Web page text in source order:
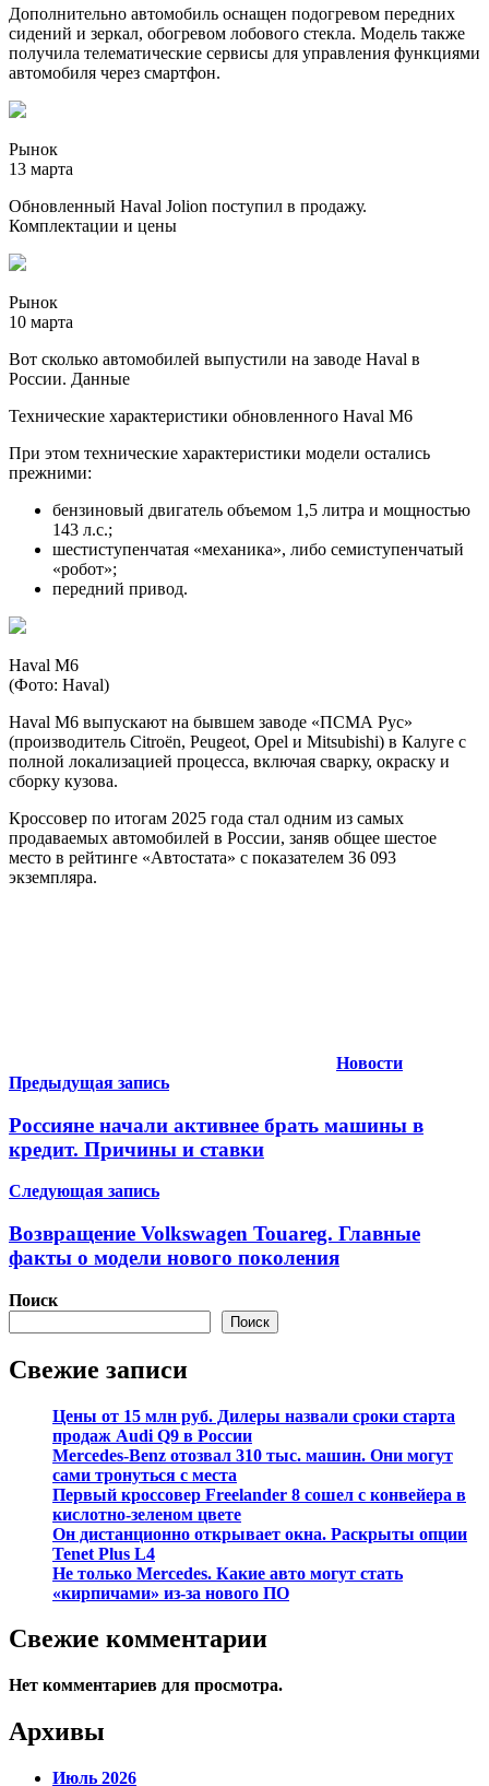
Дополнительно автомобиль оснащен подогревом передних
сидений и зеркал, обогревом лобового стекла. Модель также
получила телематические сервисы для управления функциями
автомобиля через смартфон.
Рынок
13 марта
Обновленный Haval Jolion поступил в продажу.
Комплектации и цены
Рынок
10 марта
Вот сколько автомобилей выпустили на заводе Haval в
России. Данные
Технические характеристики обновленного Haval M6
При этом технические характеристики модели остались
прежними:
бензиновый двигатель объемом 1,5 литра и мощностью
143 л.с.;
шестиступенчатая «механика», либо семиступенчатый
«робот»;
передний привод.
Haval M6
(Фото: Haval)
Haval M6 выпускают на бывшем заводе «ПСМА Рус»
(производитель Citroёn, Peugeot, Opel и Mitsubishi) в Калуге с
полной локализацией процесса, включая сварку, окраску и
сборку кузова.
Кроссовер по итогам 2025 года стал одним из самых
продаваемых автомобилей в России, заняв общее шестое
место в рейтинге «Автостата» с показателем 36 093
экземпляра.
Новости
Навигация
по
записям
Предыдущая запись
Россияне начали активнее брать машины в
кредит. Причины и ставки
Следующая запись
Возвращение Volkswagen Touareg. Главные
факты о модели нового поколения
Поиск
Поиск
Свежие записи
Цены от 15 млн руб. Дилеры назвали сроки старта
продаж Audi Q9 в России
Mercedes-Benz отозвал 310 тыс. машин. Они могут
сами тронуться с места
Первый кроссовер Freelander 8 сошел с конвейера в
кислотно-зеленом цвете
Он дистанционно открывает окна. Раскрыты опции
Tenet Plus L4
Не только Mercedes. Какие авто могут стать
«кирпичами» из-за нового ПО
Свежие комментарии
Нет комментариев для просмотра.
Архивы
Июль 2026